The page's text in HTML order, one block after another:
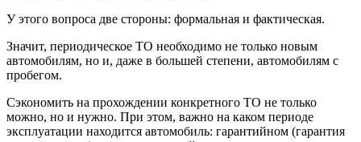
У этого вопроса две стороны: формальная и фактическая.
Значит, периодическое ТО необходимо не только новым
автомобилям, но и, даже в большей степени, автомобилям с
пробегом.
Сэкономить на прохождении конкретного ТО не только
можно, но и нужно. При этом, важно на каком периоде
эксплуатации находится автомобиль: гарантийном (гарантия